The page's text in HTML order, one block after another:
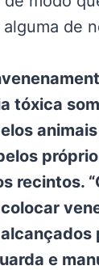
de
tóxica
recintos.
e